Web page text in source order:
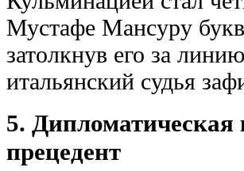
Мустафе Мансуру
затолкнув его за
итальянский судья
5.
прецедент